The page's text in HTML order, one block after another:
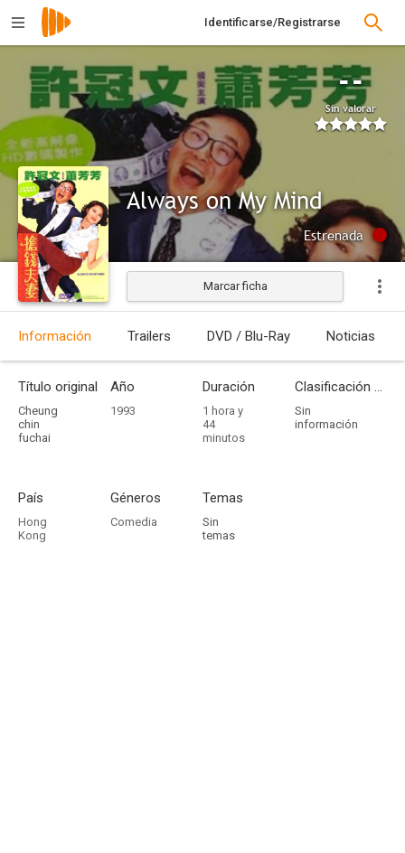
Identificarse/Registrarse
--
Sin valorar
Always on My Mind
Estrenada
Marcar ficha
Información Trailers DVD / Blu-Ray Noticias
Título original
Cheung
chin
fuchai
Año
1993
Duración
1 hora y
44
minutos
Clasificación por edades
Sin
información
País
Hong
Kong
Géneros
Comedia
Temas
Sin
temas